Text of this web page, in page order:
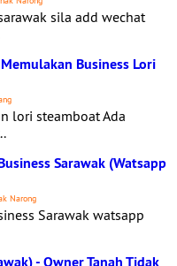
sila add wechat
Business Lori
lori steamboat Ada
Sarawak (Watsapp
Narong
Sarawak watsapp
- Owner Tanah Tidak